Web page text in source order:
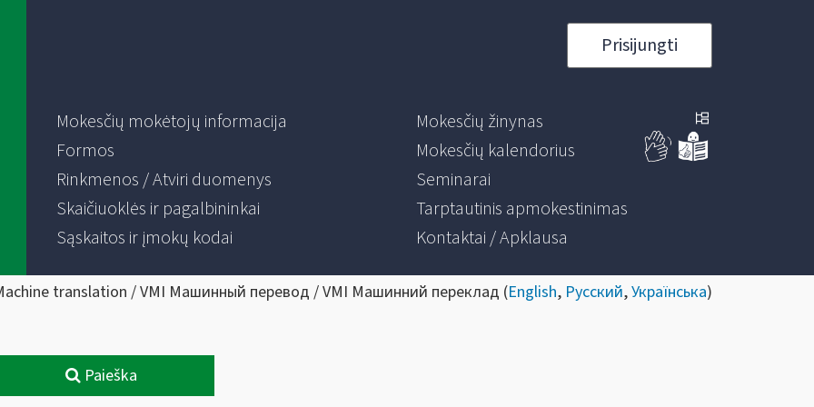
Prisijungti
Mokesčių mokėtojų informacija
Formos
Rinkmenos / Atviri duomenys
Skaičiuoklės ir pagalbininkai
Sąskaitos ir įmokų kodai
Mokesčių žinynas
Mokesčių kalendorius
Seminarai
Tarptautinis apmokestinimas
Kontaktai / Apklausa
translation / VMI Машинный перевод / VMI Машинний переклад (English, Русский,Українська)
Paieška